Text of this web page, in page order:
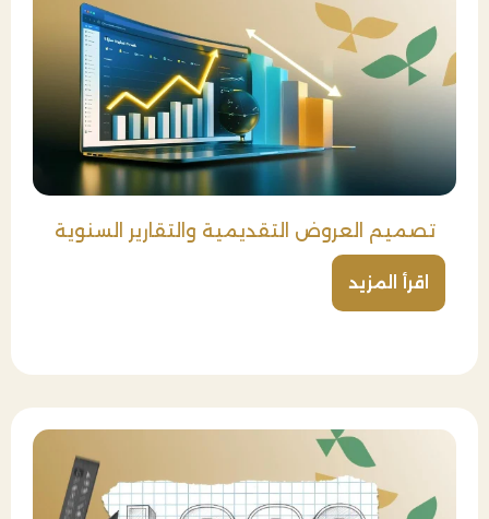
تصميم العروض التقديمية والتقارير السنوية
اقرأ المزيد